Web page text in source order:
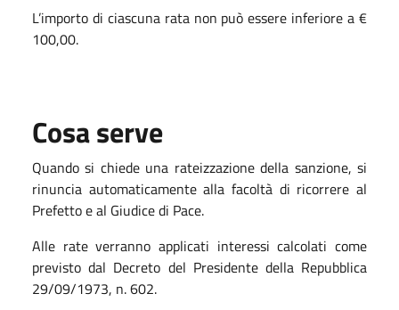
L’importo di ciascuna rata non può essere inferiore a €
100,00.
Cosa serve
Quando si chiede una rateizzazione della sanzione, si
rinuncia automaticamente alla facoltà di ricorrere al
Prefetto e al Giudice di Pace.
Alle rate verranno applicati interessi calcolati come
previsto dal Decreto del Presidente della Repubblica
29/09/1973, n. 602.